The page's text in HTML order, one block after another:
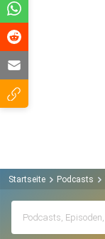
Startseite Podcasts